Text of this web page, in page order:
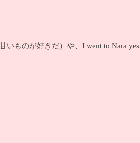
ものが好きだ）や、I went to Nara